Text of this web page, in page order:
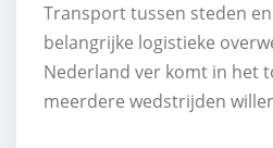
Transport tussen steden
belangrijke logistieke
Nederland ver komt in het
meerdere wedstrijden